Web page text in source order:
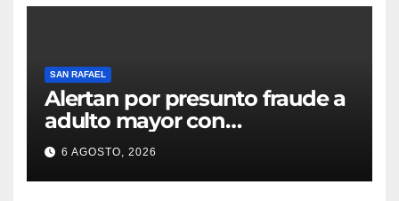
SAN RAFAEL
Alertan por presunto fraude a
adulto mayor con
discapacidad visual en cajero
bancario
6 AGOSTO, 2026